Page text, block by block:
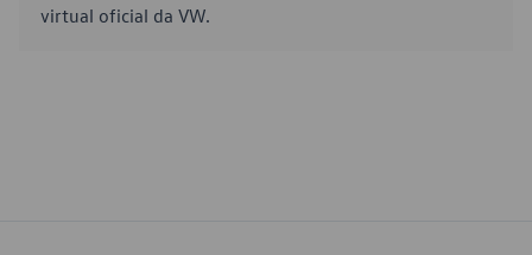
virtual oficial da VW.